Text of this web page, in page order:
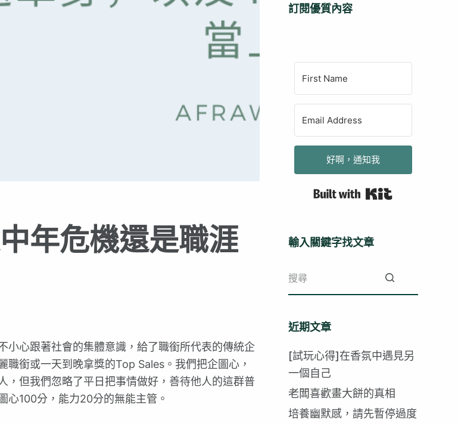
年危機還是職涯
小心跟著社會的集體意識，給了職銜所代表的傳統企
銜或一天到晚拿獎的Top Sales。我們把企圖心，
但我們忽略了平日把事情做好，善待他人的這群普
心100分，能力20分的無能主管。
訂閱優質內容
好啊，通知我
輸入關鍵字找文章
不
符
合
的
近期文章
[試玩心得]在香氛中遇見另
一個自己
老闆喜歡畫大餅的真相
培養幽默感，請先暫停過度